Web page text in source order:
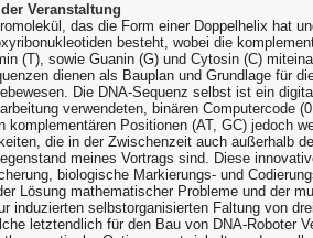
Veranstaltung
das die Form einer Doppelhelix hat
besteht, wobei die
(T), sowie Guanin (G) und Cytosin (C)
dienen als Bauplan und Grundlage für
Die DNA-Sequenz selbst ist ein
verwendeten, binären Computercode
komplementären Positionen (AT, GC) jedoch
die in der Zwischenzeit auch außerhalb
meines Vortrags sind. Diese
biologische Markierungs- und
Lösung mathematischer Probleme und der
induzierten selbstorganisierten Faltung von
letztendlich für den Bau von DNA-Roboter